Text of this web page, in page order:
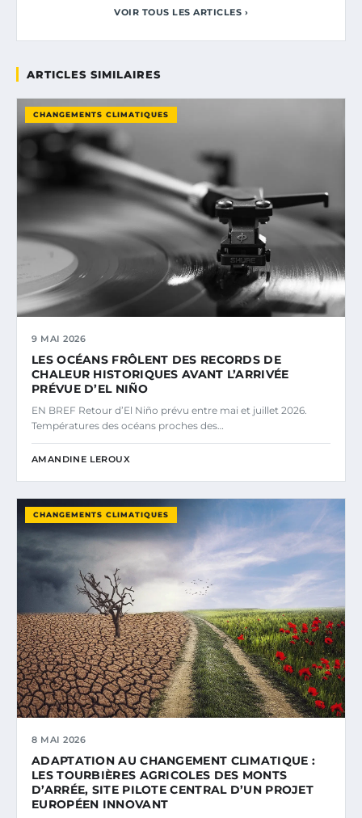
VOIR TOUS LES ARTICLES ›
ARTICLES SIMILAIRES
CHANGEMENTS CLIMATIQUES
9 MAI 2026
LES OCÉANS FRÔLENT DES RECORDS DE
CHALEUR HISTORIQUES AVANT L’ARRIVÉE
PRÉVUE D’EL NIÑO
EN BREF Retour d’El Niño prévu entre mai et juillet 2026.
Températures des océans proches des…
AMANDINE LEROUX
CHANGEMENTS CLIMATIQUES
8 MAI 2026
ADAPTATION AU CHANGEMENT CLIMATIQUE :
LES TOURBIÈRES AGRICOLES DES MONTS
D’ARRÉE, SITE PILOTE CENTRAL D’UN PROJET
EUROPÉEN INNOVANT